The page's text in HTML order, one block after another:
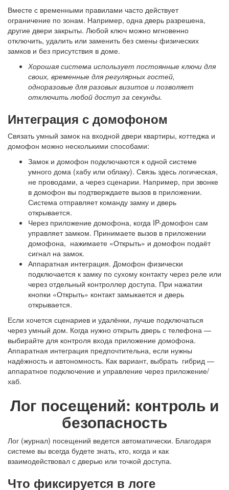
Вместе с временными правилами часто действует
ограничение по зонам. Например, одна дверь разрешена,
другие двери закрыты. Любой ключ можно мгновенно
отключить, удалить или заменить без смены физических
замков и без присутствия в доме.
Хорошая система использует постоянные ключи для
своих, временные для регулярных гостей,
одноразовые для разовых визитов и позволяет
отключить любой доступ за секунды.
Интеграция с домофоном
Связать умный замок на входной двери квартиры, коттеджа и
домофон можно несколькими способами:
Замок и домофон подключаются к одной системе
умного дома (хабу или облаку). Связь здесь логическая,
не проводами, а через сценарии. Например, при звонке
в домофон вы подтверждаете вызов в приложении.
Система отправляет команду замку и дверь
открывается.
Через приложение домофона, когда IP-домофон сам
управляет замком. Принимаете вызов в приложении
домофона, нажимаете «Открыть» и домофон подаёт
сигнал на замок.
Аппаратная интеграция. Домофон физически
подключается к замку по сухому контакту через реле или
через отдельный контроллер доступа. При нажатии
кнопки «Открыть» контакт замыкается и дверь
открывается.
Если хочется сценариев и удалёнки, лучше подключаться
через умный дом. Когда нужно открыть дверь с телефона —
выбирайте для контроля входа приложение домофона.
Аппаратная интеграция предпочтительна, если нужны
надёжность и автономность. Как вариант, выбрать гибрид —
аппаратное подключение и управление через приложение/
хаб.
Лог посещений: контроль и
безопасность
Лог (журнал) посещений ведется автоматически. Благодаря
системе вы всегда будете знать, кто, когда и как
взаимодействовал с дверью или точкой доступа.
Что фиксируется в логе